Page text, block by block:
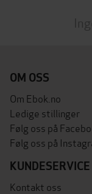
OM OSS
Om Ebok.no
Ledige stillinger
Følg oss på
Følg oss på
KUNDESERVICE
Kontakt oss